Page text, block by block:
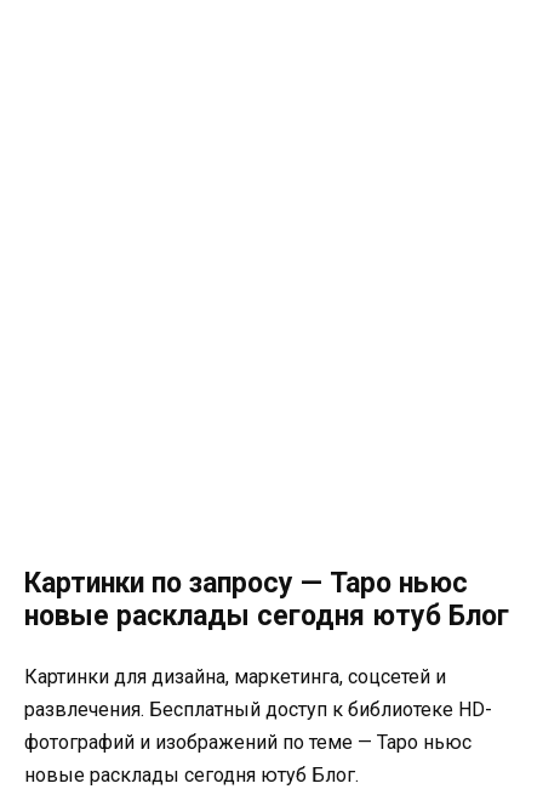
Картинки по запросу — Таро ньюс
новые расклады сегодня ютуб Блог
Картинки для дизайна, маркетинга, соцсетей и
развлечения. Бесплатный доступ к библиотеке HD-
фотографий и изображений по теме — Таро ньюс
новые расклады сегодня ютуб Блог.